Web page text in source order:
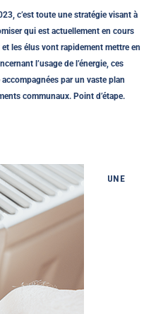
c’est toute une stratégie visant à
qui est actuellement en cours
les élus vont rapidement mettre en
l’usage de l’énergie, ces
par un vaste plan
communaux. Point d’étape.
UNE